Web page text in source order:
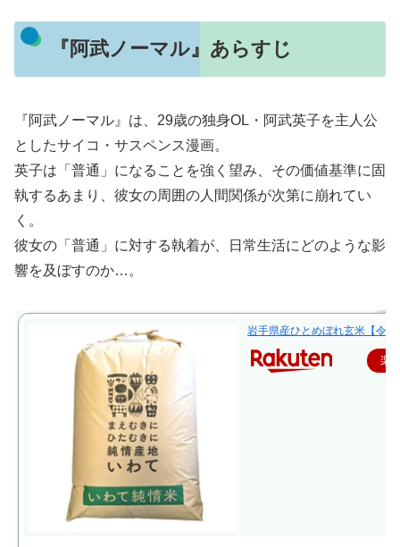
『阿武ノーマル』あらすじ
『阿武ノーマル』は、29歳の独身OL・阿武英子を主人公
としたサイコ・サスペンス漫画。
英子は「普通」になることを強く望み、その価値基準に固
執するあまり、彼女の周囲の人間関係が次第に崩れてい
く。
彼女の「普通」に対する執着が、日常生活にどのような影
響を及ぼすのか…。
岩手県産ひとめぼれ玄米【令
楽